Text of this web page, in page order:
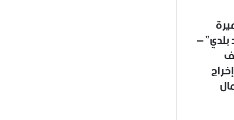
إلى جانب سميرة
–
1985 – تأليف